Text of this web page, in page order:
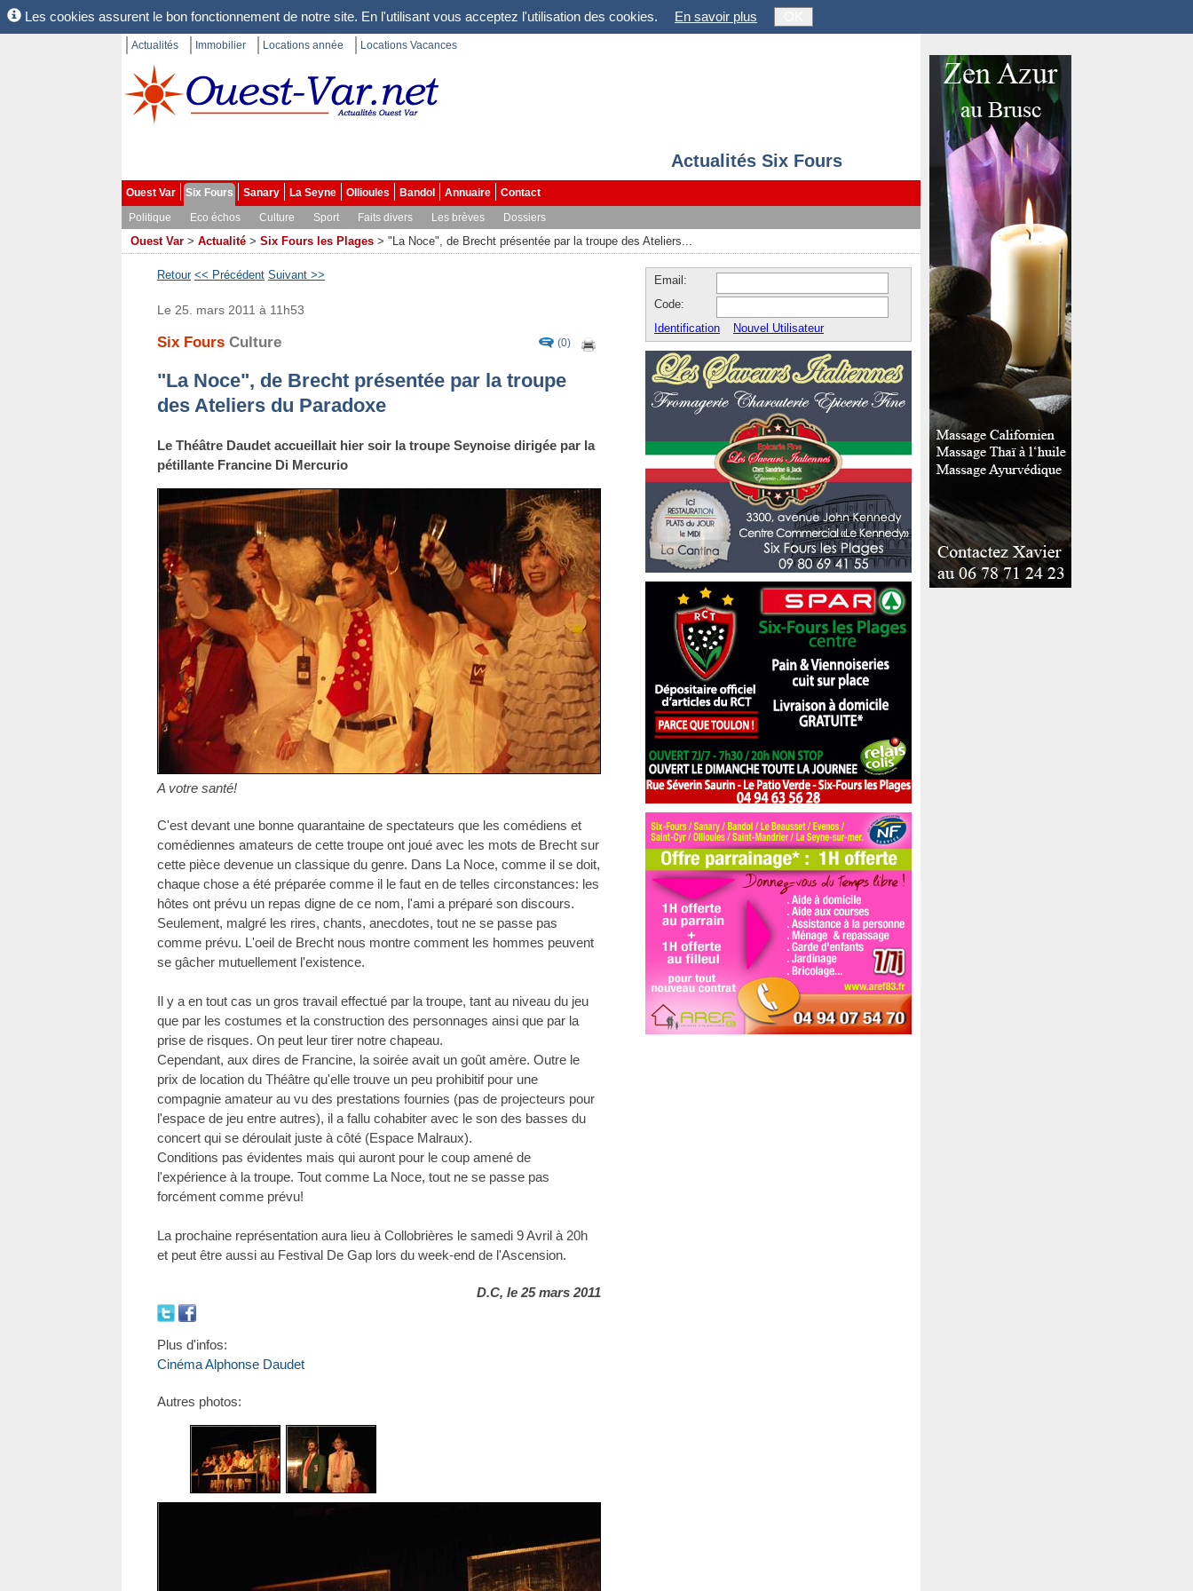
Les cookies assurent le bon fonctionnement de notre site. En l'utilisant vous acceptez l'utilisation des cookies. En savoir plus
Actualités Immobilier Locations année Locations Vacances
Actualités Six Fours
Ouest Var Six Fours Sanary La Seyne Ollioules Bandol Annuaire
Contact
Politique
Eco échos Culture Sport Faits divers Les brèves Dossiers
Ouest Var > Actualité > Six Fours les Plages > "La Noce", de Brecht présentée par la troupe des Ateliers...
Retour << Précédent Suivant >>
(0)
Le 25. mars 2011 à 11h53
Six Fours Culture
"La Noce", de Brecht présentée par la troupe
des Ateliers du Paradoxe
Le Théâtre Daudet accueillait hier soir la troupe Seynoise dirigée par la
pétillante Francine Di Mercurio
A votre santé!
C'est devant une bonne quarantaine de spectateurs que les comédiens et
comédiennes amateurs de cette troupe ont joué avec les mots de Brecht sur
cette pièce devenue un classique du genre. Dans La Noce, comme il se doit,
chaque chose a été préparée comme il le faut en de telles circonstances: les
hôtes ont prévu un repas digne de ce nom, l'ami a préparé son discours.
Seulement, malgré les rires, chants, anecdotes, tout ne se passe pas
comme prévu. L'oeil de Brecht nous montre comment les hommes peuvent
se gâcher mutuellement l'existence.
Il y a en tout cas un gros travail effectué par la troupe, tant au niveau du jeu
que par les costumes et la construction des personnages ainsi que par la
prise de risques. On peut leur tirer notre chapeau.
Cependant, aux dires de Francine, la soirée avait un goût amère. Outre le
prix de location du Théâtre qu'elle trouve un peu prohibitif pour une
compagnie amateur au vu des prestations fournies (pas de projecteurs pour
l'espace de jeu entre autres), il a fallu cohabiter avec le son des basses du
concert qui se déroulait juste à côté (Espace Malraux).
Conditions pas évidentes mais qui auront pour le coup amené de
l'expérience à la troupe. Tout comme La Noce, tout ne se passe pas
forcément comme prévu!
La prochaine représentation aura lieu à Collobrières le samedi 9 Avril à 20h
et peut être aussi au Festival De Gap lors du week-end de l'Ascension.
D.C, le 25 mars 2011
Plus d'infos:
Cinéma Alphonse Daudet
Autres photos:
Email:
Code:
Identification
Nouvel Utilisateur